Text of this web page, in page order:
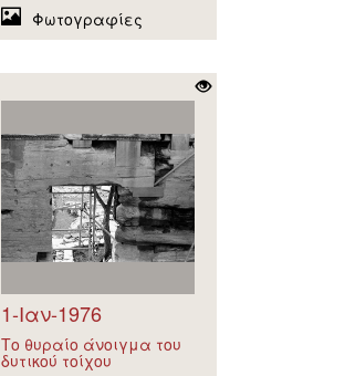
Φωτογραφίες
1-Ιαν-1976
Το θυραίο άνοιγμα του
δυτικού τοίχου